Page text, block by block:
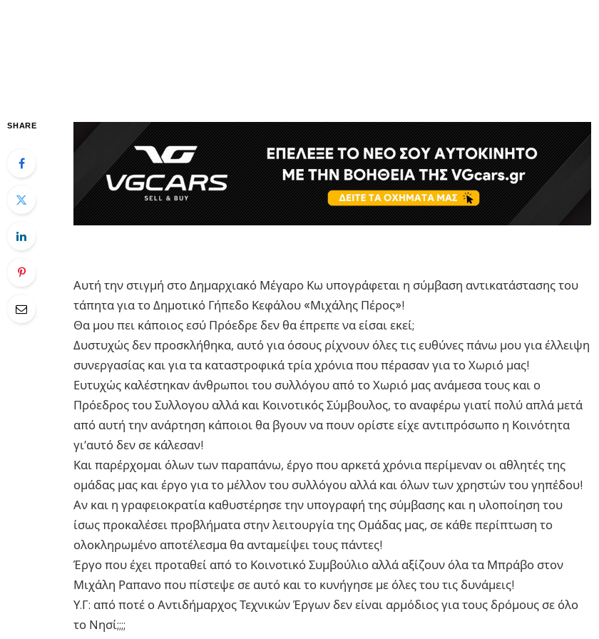
SHARE
Αυτή την στιγμή στο Δημαρχιακό Μέγαρο Κω υπογράφεται η σύμβαση αντικατάστασης του
τάπητα για το Δημοτικό Γήπεδο Κεφάλου «Μιχάλης Πέρος»!
Θα μου πει κάποιος εσύ Πρόεδρε δεν θα έπρεπε να είσαι εκεί;
Δυστυχώς δεν προσκλήθηκα, αυτό για όσους ρίχνουν όλες τις ευθύνες πάνω μου για έλλειψη
συνεργασίας και για τα καταστροφικά τρία χρόνια που πέρασαν για το Χωριό μας!
Ευτυχώς καλέστηκαν άνθρωποι του συλλόγου από το Χωριό μας ανάμεσα τους και ο
Πρόεδρος του Συλλογου αλλά και Κοινοτικός Σύμβουλος, το αναφέρω γιατί πολύ απλά μετά
από αυτή την ανάρτηση κάποιοι θα βγουν να πουν ορίστε είχε αντιπρόσωπο η Κοινότητα
γι’αυτό δεν σε κάλεσαν!
Και παρέρχομαι όλων των παραπάνω, έργο που αρκετά χρόνια περίμεναν οι αθλητές της
ομάδας μας και έργο για το μέλλον του συλλόγου αλλά και όλων των χρηστών του γηπέδου!
Αν και η γραφειοκρατία καθυστέρησε την υπογραφή της σύμβασης και η υλοποίηση του
ίσως προκαλέσει προβλήματα στην λειτουργία της Ομάδας μας, σε κάθε περίπτωση το
ολοκληρωμένο αποτέλεσμα θα ανταμείψει τους πάντες!
Έργο που έχει προταθεί από το Κοινοτικό Συμβούλιο αλλά αξίζουν όλα τα Μπράβο στον
Μιχάλη Ραπανο που πίστεψε σε αυτό και το κυνήγησε με όλες του τις δυνάμεις!
Υ.Γ: από ποτέ ο Αντιδήμαρχος Τεχνικών Έργων δεν είναι αρμόδιος για τους δρόμους σε όλο
το Νησί;;;;